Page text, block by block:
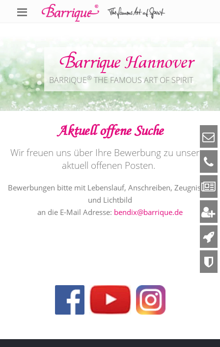
Barrique Hannover
BARRIQUE® THE FAMOUS ART OF SPIRIT
Aktuell offene Suche
Wir freuen uns über Ihre Bewerbung zu unseren
aktuell offenen Posten.
Bewerbungen bitte mit Lebenslauf, Anschreiben, Zeugnissen
und Lichtbild
an die E-Mail Adresse: bendix@barrique.de